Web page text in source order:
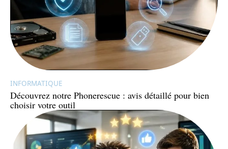
INFORMATIQUE
Découvrez notre Phonerescue : avis détaillé pour bien
choisir votre outil